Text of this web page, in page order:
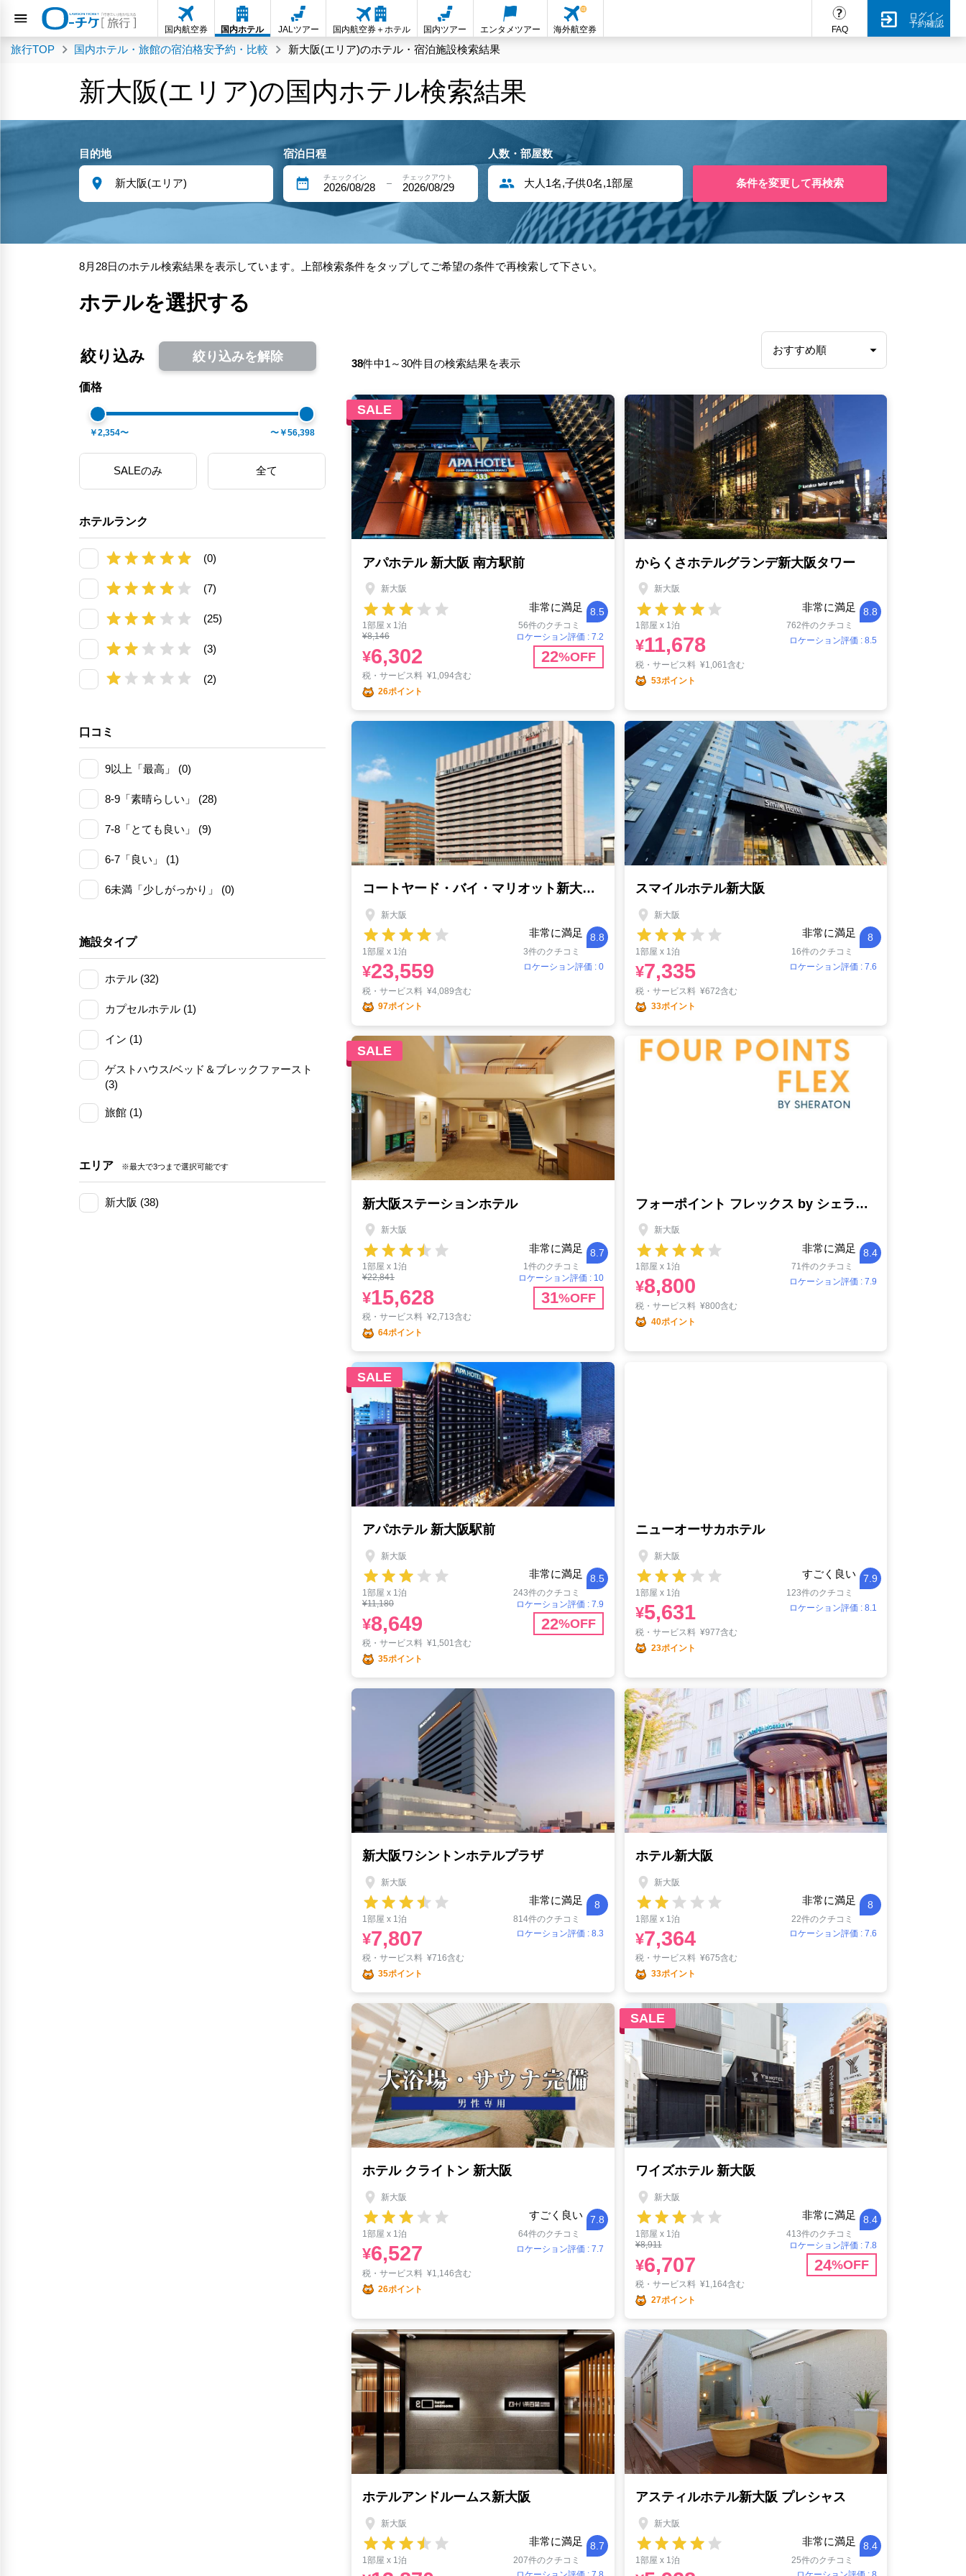
FAQ
ログイン
予約確認
国内航空券 国内ホテル JALツアー 国内航空券＋ホテル 国内ツアー エンタメツアー 海外航空券
旅行TOP 国内ホテル・旅館の宿泊格安予約・比較 新大阪(エリア)のホテル・宿泊施設検索結果
新大阪(エリア)の国内ホテル検索結果
目的地 宿泊日程
チェックイン
2026/08/28
チェックアウト
2026/08/29
人数・部屋数
大人1名,子供0名,1部屋 条件を変更して再検索
8月28日のホテル検索結果を表示しています。上部検索条件をタップしてご希望の条件で再検索して下さい。
ホテルを選択する
絞り込み 絞り込みを解除
価格
￥2,354〜 〜￥56,398
SALEのみ 全て
ホテルランク
(0)
(7)
(25)
(3)
(2)
口コミ
9以上「最高」 (0)
8-9「素晴らしい」 (28)
7-8「とても良い」 (9)
6-7「良い」 (1)
6未満「少しがっかり」 (0)
施設タイプ
ホテル (32)
カプセルホテル (1)
イン (1)
ゲストハウス/ベッド＆ブレックファースト
(3)
旅館 (1)
エリア ※最大で3つまで選択可能です
新大阪 (38)
38件中1～30件目の検索結果を表示
SALE
アパホテル 新大阪 南方駅前
新大阪
非常に満足 8.5
1部屋 x 1泊
56件のクチコミ
¥8,146
ロケーション評価 : 7.2
¥6,302 22%OFF
税・サービス料 ¥1,094含む
26ポイント
からくさホテルグランデ新大阪タワー
新大阪
非常に満足 8.8
1部屋 x 1泊
762件のクチコミ
ロケーション評価 : 8.5
¥11,678
税・サービス料 ¥1,061含む
53ポイント
コートヤード・バイ・マリオット新大阪ステーション
新大阪
非常に満足 8.8
1部屋 x 1泊
3件のクチコミ
ロケーション評価 : 0
¥23,559
税・サービス料 ¥4,089含む
97ポイント
スマイルホテル新大阪
新大阪
非常に満足 8
1部屋 x 1泊
16件のクチコミ
ロケーション評価 : 7.6
¥7,335
税・サービス料 ¥672含む
33ポイント
SALE
新大阪ステーションホテル
新大阪
非常に満足 8.7
1部屋 x 1泊
1件のクチコミ
¥22,841
ロケーション評価 : 10
¥15,628 31%OFF
税・サービス料 ¥2,713含む
64ポイント
フォーポイント フレックス by シェラトン 新大阪
新大阪
非常に満足 8.4
1部屋 x 1泊
71件のクチコミ
ロケーション評価 : 7.9
¥8,800
税・サービス料 ¥800含む
40ポイント
SALE
アパホテル 新大阪駅前
新大阪
非常に満足 8.5
1部屋 x 1泊
243件のクチコミ
¥11,180
ロケーション評価 : 7.9
¥8,649 22%OFF
税・サービス料 ¥1,501含む
35ポイント
ニューオーサカホテル
新大阪
すごく良い 7.9
1部屋 x 1泊
123件のクチコミ
ロケーション評価 : 8.1
¥5,631
税・サービス料 ¥977含む
23ポイント
新大阪ワシントンホテルプラザ
新大阪
非常に満足 8
1部屋 x 1泊
814件のクチコミ
ロケーション評価 : 8.3
¥7,807
税・サービス料 ¥716含む
35ポイント
ホテル新大阪
新大阪
非常に満足 8
1部屋 x 1泊
22件のクチコミ
ロケーション評価 : 7.6
¥7,364
税・サービス料 ¥675含む
33ポイント
ホテル クライトン 新大阪
新大阪
すごく良い 7.8
1部屋 x 1泊
64件のクチコミ
ロケーション評価 : 7.7
¥6,527
税・サービス料 ¥1,146含む
26ポイント
SALE
ワイズホテル 新大阪
新大阪
非常に満足 8.4
1部屋 x 1泊
413件のクチコミ
¥8,911
ロケーション評価 : 7.8
¥6,707 24%OFF
税・サービス料 ¥1,164含む
27ポイント
ホテルアンドルームス新大阪
新大阪
非常に満足 8.7
1部屋 x 1泊
207件のクチコミ
アスティルホテル新大阪 プレシャス
新大阪
非常に満足 8.4
1部屋 x 1泊
25件のクチコミ